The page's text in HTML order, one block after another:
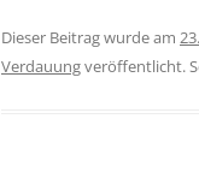
Dieser Beitrag wurde am
Verdauungveröffentlicht.